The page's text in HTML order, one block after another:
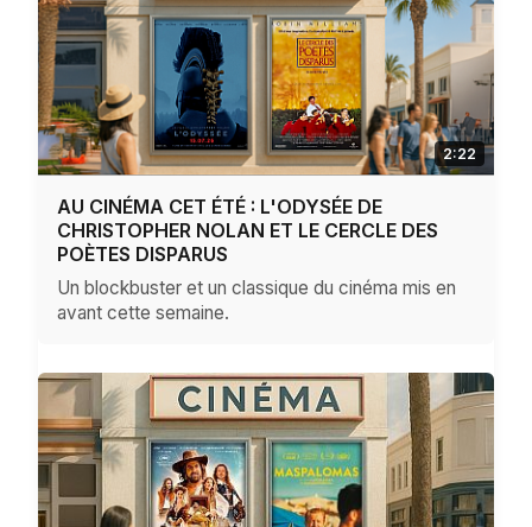
2:22
AU CINÉMA CET ÉTÉ : L'ODYSÉE DE
CHRISTOPHER NOLAN ET LE CERCLE DES
POÈTES DISPARUS
Un blockbuster et un classique du cinéma mis en
avant cette semaine.